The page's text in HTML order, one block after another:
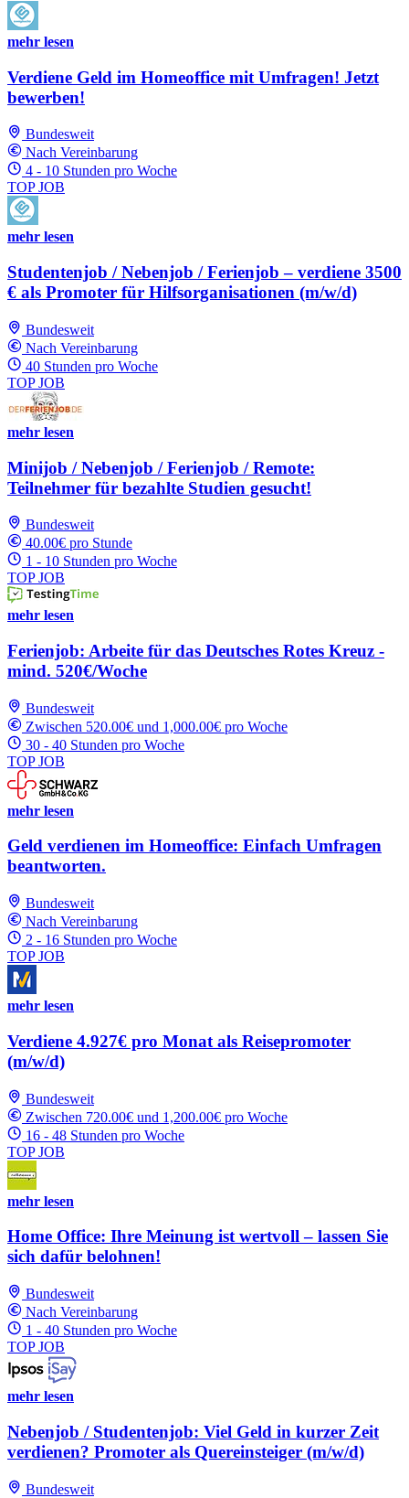
mehr lesen
Verdiene Geld im Homeoffice mit Umfragen! Jetzt
bewerben!
Bundesweit
Nach Vereinbarung
4 - 10 Stunden pro Woche
TOP JOB
mehr lesen
Studentenjob / Nebenjob / Ferienjob – verdiene 3500
€ als Promoter für Hilfsorganisationen (m/w/d)
Bundesweit
Nach Vereinbarung
40 Stunden pro Woche
TOP JOB
mehr lesen
Minijob / Nebenjob / Ferienjob / Remote:
Teilnehmer für bezahlte Studien gesucht!
Bundesweit
40.00€ pro Stunde
1 - 10 Stunden pro Woche
TOP JOB
mehr lesen
Ferienjob: Arbeite für das Deutsches Rotes Kreuz -
mind. 520€/Woche
Bundesweit
Zwischen 520.00€ und 1,000.00€ pro Woche
30 - 40 Stunden pro Woche
TOP JOB
mehr lesen
Geld verdienen im Homeoffice: Einfach Umfragen
beantworten.
Bundesweit
Nach Vereinbarung
2 - 16 Stunden pro Woche
TOP JOB
mehr lesen
Verdiene 4.927€ pro Monat als Reisepromoter
(m/w/d)
Bundesweit
Zwischen 720.00€ und 1,200.00€ pro Woche
16 - 48 Stunden pro Woche
TOP JOB
mehr lesen
Home Office: Ihre Meinung ist wertvoll – lassen Sie
sich dafür belohnen!
Bundesweit
Nach Vereinbarung
1 - 40 Stunden pro Woche
TOP JOB
mehr lesen
Nebenjob / Studentenjob: Viel Geld in kurzer Zeit
verdienen? Promoter als Quereinsteiger (m/w/d)
Bundesweit